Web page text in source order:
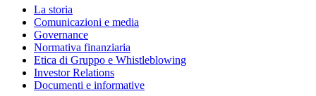
La storia
Comunicazioni e media
Governance
Normativa finanziaria
Etica di Gruppo e Whistleblowing
Investor Relations
Documenti e informative